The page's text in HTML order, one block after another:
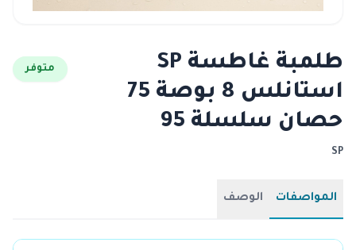
طلمبة غاطسة SP
استانلس 8 بوصة 75
حصان سلسلة 95
متوفر
SP
المواصفات الوصف